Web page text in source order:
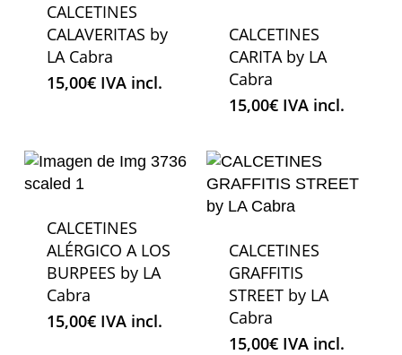
CALCETINES
CALAVERITAS by
LA Cabra
15,00€ IVA incl.
CALCETINES
CARITA by LA
Cabra
15,00€ IVA incl.
CALCETINES
ALÉRGICO A LOS
BURPEES by LA
Cabra
15,00€ IVA incl.
CALCETINES
GRAFFITIS
STREET by LA
Cabra
15,00€ IVA incl.